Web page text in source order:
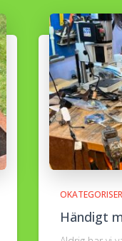
Händigt